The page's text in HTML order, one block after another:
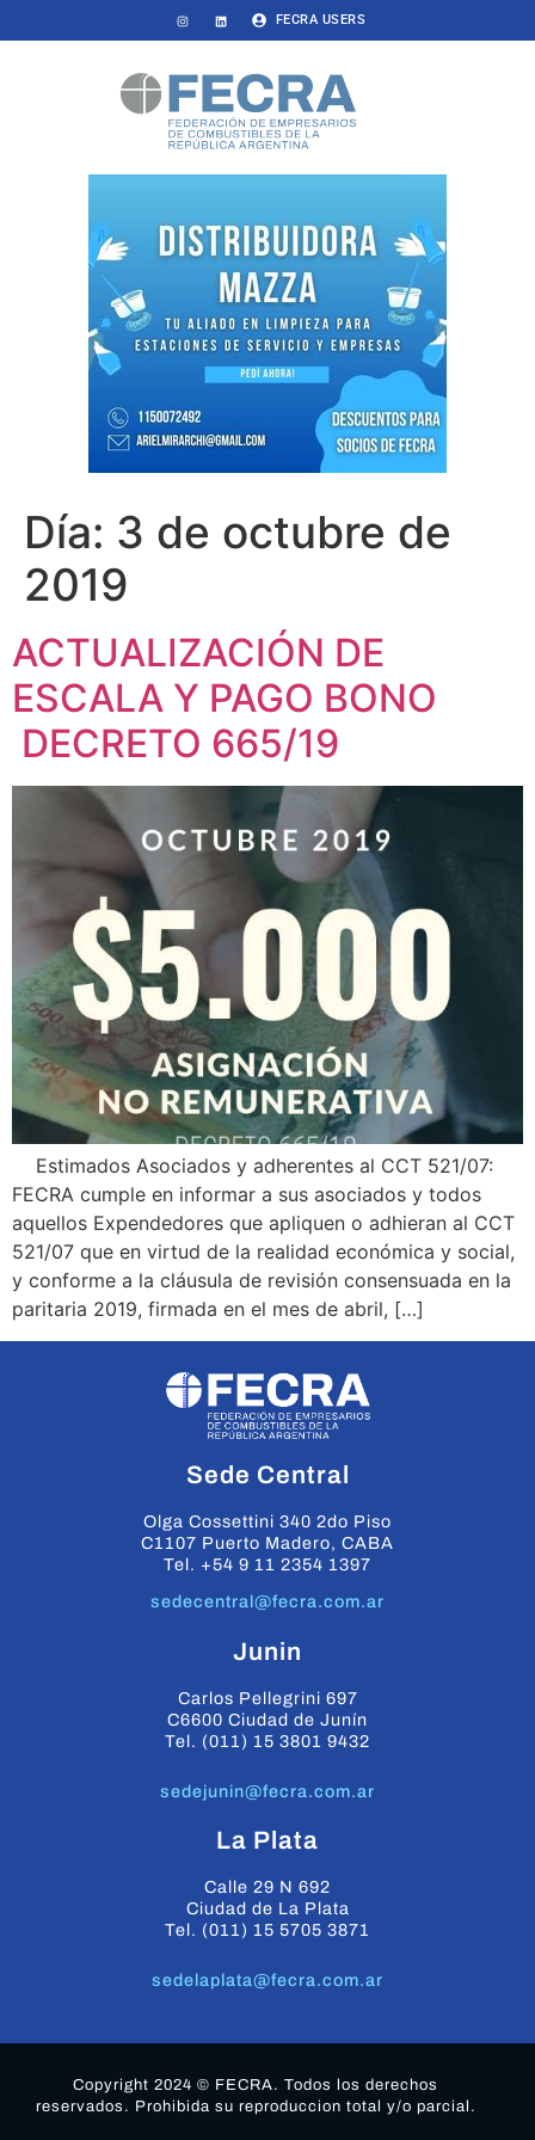
FECRA USERS
Día: 3 de octubre de
2019
ACTUALIZACIÓN DE
ESCALA Y PAGO BONO
DECRETO 665/19
Estimados Asociados y adherentes al CCT 521/07:
FECRA cumple en informar a sus asociados y todos
aquellos Expendedores que apliquen o adhieran al CCT
521/07 que en virtud de la realidad económica y social,
y conforme a la cláusula de revisión consensuada en la
paritaria 2019, firmada en el mes de abril, […]
Sede Central
Olga Cossettini 340 2do Piso
C1107 Puerto Madero, CABA
Tel. +54 9 11 2354 1397
sedecentral@fecra.com.ar
Junin
Carlos Pellegrini 697
C6600 Ciudad de Junín
Tel. (011) 15 3801 9432
sedejunin@fecra.com.ar
La Plata
Calle 29 N 692
Ciudad de La Plata
Tel. (011) 15 5705 3871
sedelaplata@fecra.com.ar
Copyright 2024 © FECRA. Todos los derechos
reservados. Prohibida su reproduccion total y/o parcial.